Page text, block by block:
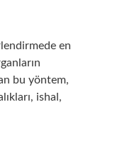
en
bu yöntem,
ishal,